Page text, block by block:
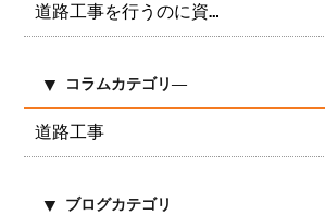
道路工事を行うのに資…
コラムカテゴリ―
道路工事
ブログカテゴリ